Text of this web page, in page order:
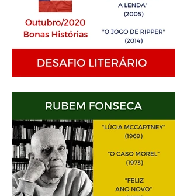
Análise Literária: Isabel
Allende